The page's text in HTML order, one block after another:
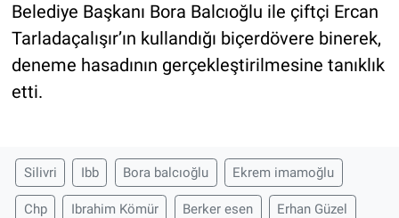
Belediye Başkanı Bora Balcıoğlu ile çiftçi Ercan
Tarladaçalışır’ın kullandığı biçerdövere binerek,
deneme hasadının gerçekleştirilmesine tanıklık
etti.
Silivri Ibb Bora balcıoğlu Ekrem imamoğlu
Chp Ibrahim Kömür Berker esen Erhan Güzel